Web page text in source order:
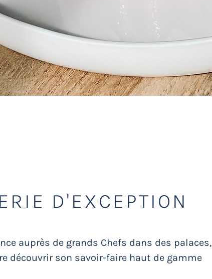
D'EXCEPTION
auprès de grands Chefs dans des palaces,
découvrir son savoir-faire haut de gamme